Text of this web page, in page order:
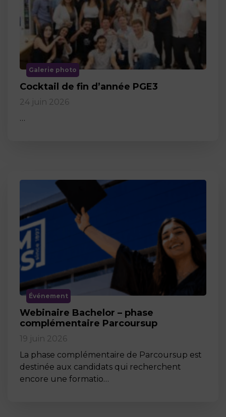
Galerie photo
Cocktail de fin d’année PGE3
24 juin 2026
…
Événement
Webinaire Bachelor – phase
complémentaire Parcoursup
19 juin 2026
La phase complémentaire de Parcoursup est
destinée aux candidats qui recherchent
encore une formatio…